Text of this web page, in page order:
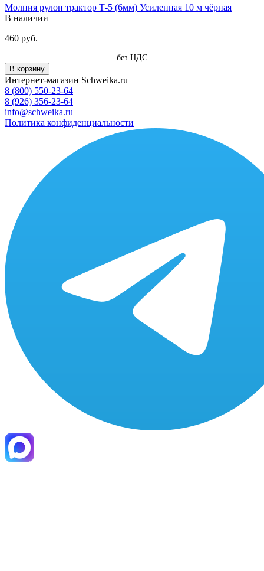
Молния рулон трактор Т-5 (6мм) Усиленная 10 м чёрная
В наличии
460 руб.
без НДС
В корзину
Интернет-магазин Schweika.ru
8 (800) 550-23-64
8 (926) 356-23-64
info@schweika.ru
Политика конфиденциальности